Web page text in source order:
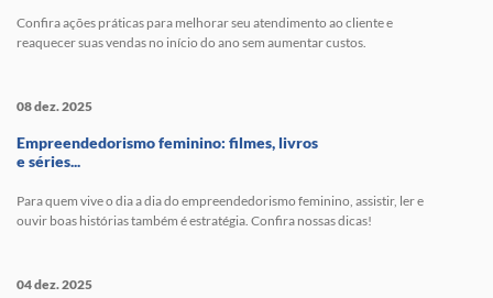
Confira ações práticas para melhorar seu atendimento ao cliente e
reaquecer suas vendas no início do ano sem aumentar custos.
08 dez. 2025
Empreendedorismo feminino: filmes, livros
e séries...
Para quem vive o dia a dia do empreendedorismo feminino, assistir, ler e
ouvir boas histórias também é estratégia. Confira nossas dicas!
04 dez. 2025